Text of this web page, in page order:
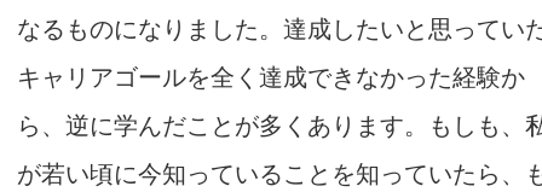
なるものになりました。達成したいと思ってい
キャリアゴールを全く達成できなかった経験か
ら、逆に学んだことが多くあります。もしも、
が若い頃に今知っていることを知っていたら、